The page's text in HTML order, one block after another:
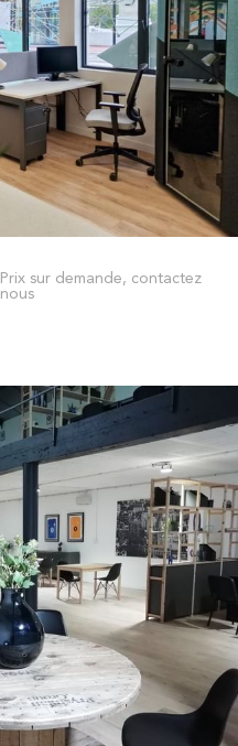
Prix sur demande, contactez
nous